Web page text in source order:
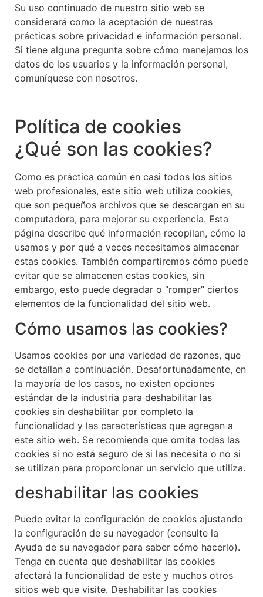
Su uso continuado de nuestro sitio web se
considerará como la aceptación de nuestras
prácticas sobre privacidad e información personal.
Si tiene alguna pregunta sobre cómo manejamos los
datos de los usuarios y la información personal,
comuníquese con nosotros.
Política de cookies
¿Qué son las cookies?
Como es práctica común en casi todos los sitios
web profesionales, este sitio web utiliza cookies,
que son pequeños archivos que se descargan en su
computadora, para mejorar su experiencia. Esta
página describe qué información recopilan, cómo la
usamos y por qué a veces necesitamos almacenar
estas cookies. También compartiremos cómo puede
evitar que se almacenen estas cookies, sin
embargo, esto puede degradar o “romper” ciertos
elementos de la funcionalidad del sitio web.
Cómo usamos las cookies?
Usamos cookies por una variedad de razones, que
se detallan a continuación. Desafortunadamente, en
la mayoría de los casos, no existen opciones
estándar de la industria para deshabilitar las
cookies sin deshabilitar por completo la
funcionalidad y las características que agregan a
este sitio web. Se recomienda que omita todas las
cookies si no está seguro de si las necesita o no si
se utilizan para proporcionar un servicio que utiliza.
deshabilitar las cookies
Puede evitar la configuración de cookies ajustando
la configuración de su navegador (consulte la
Ayuda de su navegador para saber cómo hacerlo).
Tenga en cuenta que deshabilitar las cookies
afectará la funcionalidad de este y muchos otros
sitios web que visite. Deshabilitar las cookies